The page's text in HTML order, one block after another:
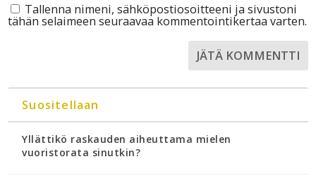
Tallenna nimeni, sähköpostiosoitteeni ja sivustoni
tähän selaimeen seuraavaa kommentointikertaa varten.
Suositellaan
Yllättikö raskauden aiheuttama mielen
vuoristorata sinutkin?